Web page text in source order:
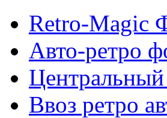
Retro-Magic
Авто-ретро
Ввоз ретро